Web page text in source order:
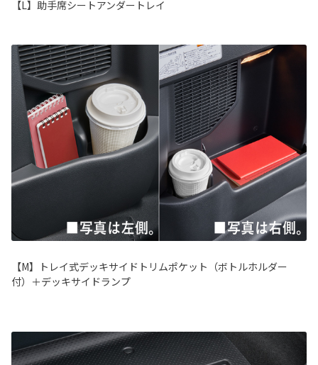
【L】助手席シートアンダートレイ
【M】トレイ式デッキサイドトリムポケット（ボトルホルダー
付）＋デッキサイドランプ